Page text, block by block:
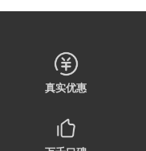
真实优惠